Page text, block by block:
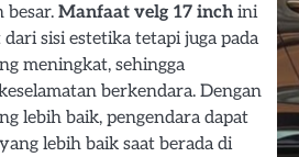
besar. Manfaat velg 17 inch ini
sisi estetika tetapi juga pada
meningkat, sehingga
berkendara. Dengan
lebih baik, pengendara dapat
lebih baik saat berada di